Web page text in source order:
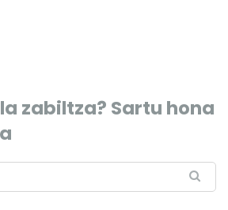
zabiltza? Sartu hona